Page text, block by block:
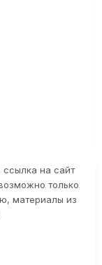
на сайт
только
материалы из